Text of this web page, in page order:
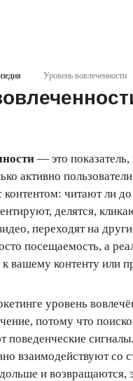
Уровень вовлеченности
— это
активно пользователи
контентом: читают ли
делятся,
переходят на
посещаемость, а
вашему контенту или
уровень
потому что
поведенческие
взаимодействуют со
и возвращаются,